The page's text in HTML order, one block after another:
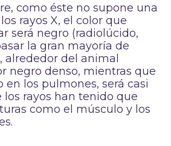
como éste no supone una
rayos X, el color que
será negro (radiolúcido,
la gran mayoría de
alrededor del animal
negro denso, mientras que
en los pulmones, será casi
los rayos han tenido que
como el músculo y los